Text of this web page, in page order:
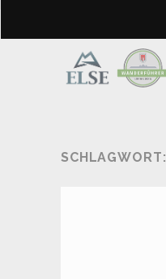
SCHLAGWORT: